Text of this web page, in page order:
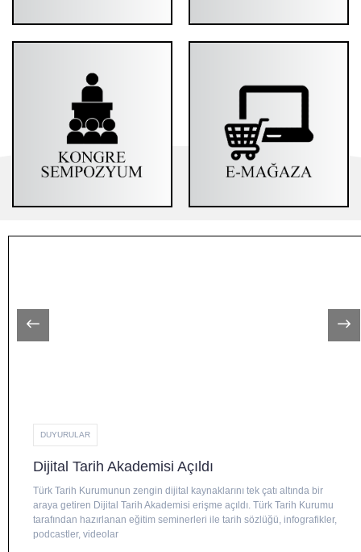
DUYURULAR
Dijital Tarih Akademisi Açıldı
Türk Tarih Kurumunun zengin dijital kaynaklarını tek çatı altında bir
araya getiren Dijital Tarih Akademisi erişme açıldı. Türk Tarih Kurumu
tarafından hazırlanan eğitim seminerleri ile tarih sözlüğü, infografikler,
podcastler, videolar